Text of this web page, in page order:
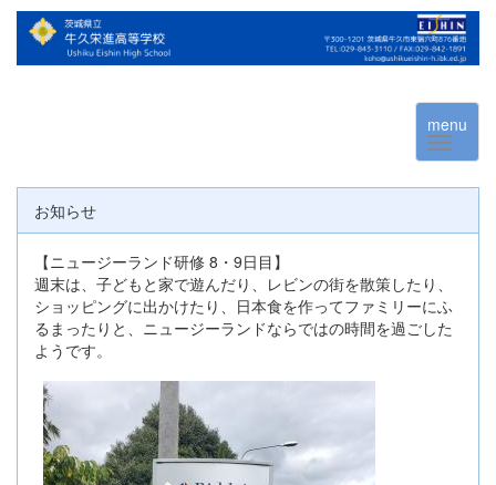
menu
お知らせ
【ニュージーランド研修 8・9日目】
週末は、子どもと家で遊んだり、レビンの街を散策したり、
ショッピングに出かけたり、日本食を作ってファミリーにふ
るまったりと、ニュージーランドならではの時間を過ごした
ようです。